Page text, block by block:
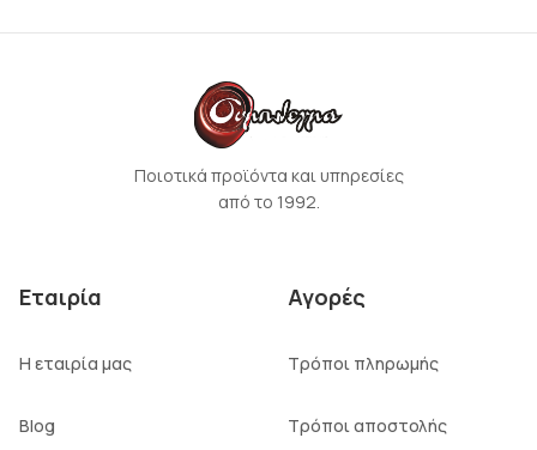
Ποιοτικά προϊόντα και υπηρεσίες
από το 1992.
Εταιρία
Η εταιρία μας
Blog
Αγορές
Τρόποι πληρωμής
Τρόποι αποστολής